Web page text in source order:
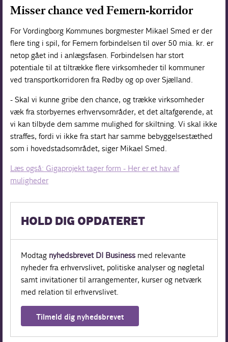
Misser chance ved Femern-korridor
For Vordingborg Kommunes borgmester Mikael Smed er der
flere ting i spil, for Femern forbindelsen til over 50 mia. kr. er
netop gået ind i anlægsfasen. Forbindelsen har stort
potentiale til at tiltrække flere virksomheder til kommuner
ved transportkorridoren fra Rødby og op over Sjælland.
- Skal vi kunne gribe den chance, og trække virksomheder
væk fra storbyernes erhvervsområder, et det altafgørende, at
vi kan tilbyde dem samme mulighed for skiltning. Vi skal ikke
straffes, fordi vi ikke fra start har samme bebyggelsestæthed
som i hovedstadsområdet, siger Mikael Smed.
Læs også: Gigaprojekt tager form - Her er et hav af
muligheder
HOLD DIG OPDATERET
Modtag nyhedsbrevet DI Business med relevante
nyheder fra erhvervslivet, politiske analyser og nøgletal
samt invitationer til arrangementer, kurser og netværk
med relation til erhvervslivet.
Tilmeld dig nyhedsbrevet